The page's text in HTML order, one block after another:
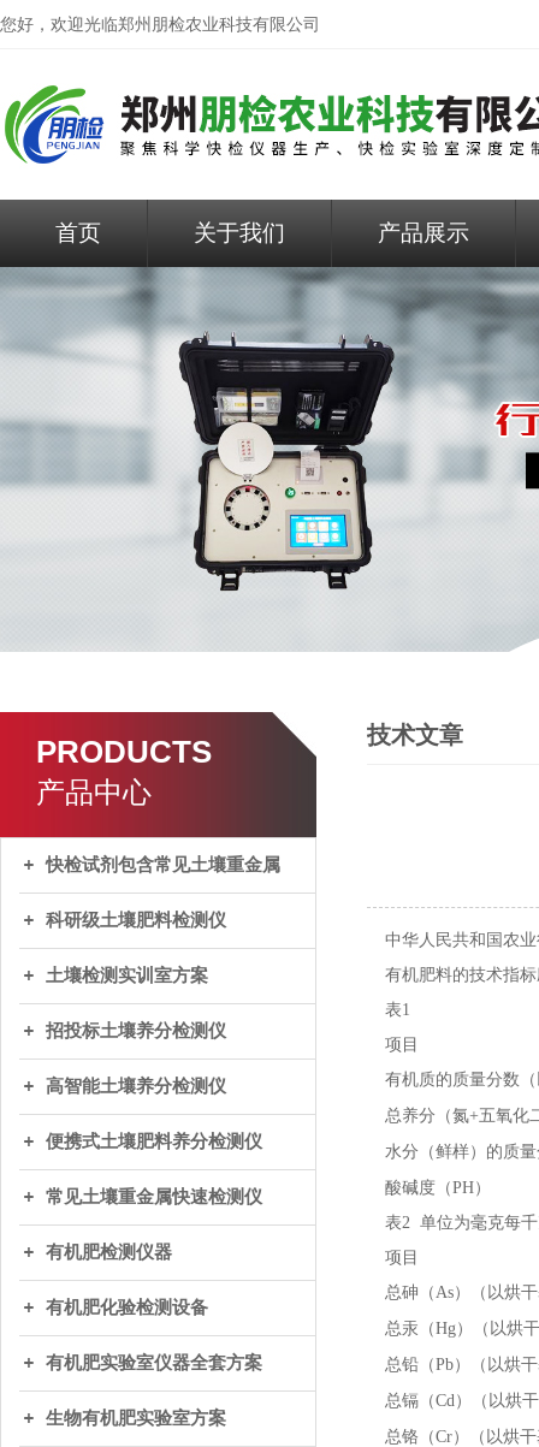
您好，欢迎光临郑州朋检农业科技有限公司
首页 关于我们 产品展示
PRODUCTS
产品中心
快检试剂包含常见土壤重金属
科研级土壤肥料检测仪
土壤检测实训室方案
招投标土壤养分检测仪
高智能土壤养分检测仪
便携式土壤肥料养分检测仪
常见土壤重金属快速检测仪
有机肥检测仪器
有机肥化验检测设备
有机肥实验室仪器全套方案
生物有机肥实验室方案
技术文章
中华人民共和国农
有机肥料的技术指
表1
项目
有机质的质量分数
总养分（氮+五氧化
水分（鲜样）的质
酸碱度（PH）
表2 单位为毫克每
项目
总砷（As）（以烘
总汞（Hg）（以烘
总铅（Pb）（以烘
总镉（Cd）（以烘
总铬（Cr）（以烘